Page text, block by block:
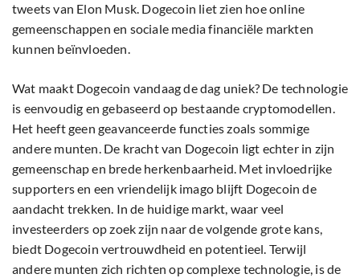
tweets van Elon Musk. Dogecoin liet zien hoe online
gemeenschappen en sociale media financiële markten
kunnen beïnvloeden.
Wat maakt Dogecoin vandaag de dag uniek? De technologie
is eenvoudig en gebaseerd op bestaande cryptomodellen.
Het heeft geen geavanceerde functies zoals sommige
andere munten. De kracht van Dogecoin ligt echter in zijn
gemeenschap en brede herkenbaarheid. Met invloedrijke
supporters en een vriendelijk imago blijft Dogecoin de
aandacht trekken. In de huidige markt, waar veel
investeerders op zoek zijn naar de volgende grote kans,
biedt Dogecoin vertrouwdheid en potentieel. Terwijl
andere munten zich richten op complexe technologie, is de